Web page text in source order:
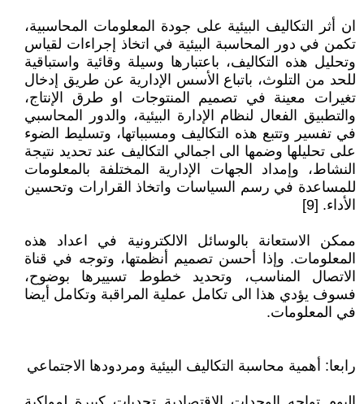
ان أثر التكاليف البيئية على جودة المعلومات المحاسبية،
تكمن في دور المحاسبة البيئية في اتخاذ إجراءات لقياس
وتحليل هذه التكاليف، باعتبارها وسيلة وقائية واستباقية
للحد من التلوث، باتباع الأسس الإدارية عن طريق إدخال
تغيرات معينة في تصميم المنتوجات او طرق الإنتاج،
والتطبيق الفعال لنظام الإدارة البيئية، والدور المحاسبي
في تفسير وتتبع هذه التكاليف ومسبباتها، وتسليط الضوء
على تحليلها وضمها الى اجمالي التكاليف عند تحديد نتيجة
النشاط، وإمداد الجهات الإدارية المختلفة بالمعلومات
للمساعدة في رسم السياسات واتخاذ القرارات وتحسين
الأداء. [9]
ممكن الاستعانة بالوسائل الالكترونية في اعداد هذه
المعلومات. وإذا أحسن تصميم أنظمتها، وتوجه في قناة
الاتصال المناسب، وتحديد خطوط تسييرها بوضوح،
فسوف يؤدي هذا الى تكامل عملية المراقبة وتكامل أيضا
في المعلومات.
رابعا: أهمية محاسبة التكاليف البيئية ومردودها الاجتماعي